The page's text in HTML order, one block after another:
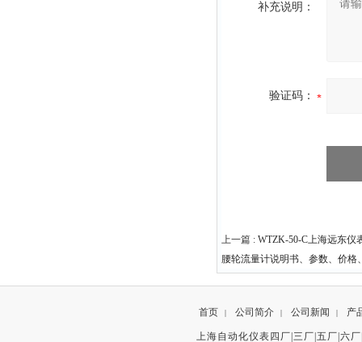
补充说明：
验证码：
上一篇 : WTZK-50-C上海远东仪
腰轮流量计说明书、参数、价格
首页 | 公司简介 | 公司新闻 | 产
上海自动化仪表四厂|三厂|五厂|六